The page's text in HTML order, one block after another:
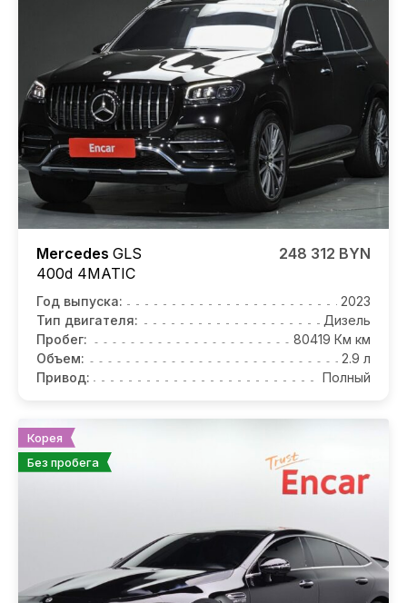
Mercedes GLS
400d 4MATIC
248 312 BYN
Год выпуска:
2023
Тип двигателя:
Дизель
Пробег:
80419 Км км
Объем:
2.9 л
Привод:
Полный
Корея
Без пробега